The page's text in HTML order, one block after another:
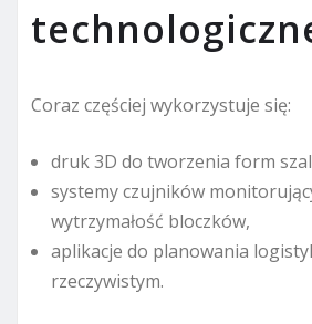
Coraz częściej wykorzystuje się:
druk 3D do tworzenia form
systemy czujników
wytrzymałość bloczków,
aplikacje do planowania
rzeczywistym.